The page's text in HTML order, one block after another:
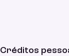
Créditos